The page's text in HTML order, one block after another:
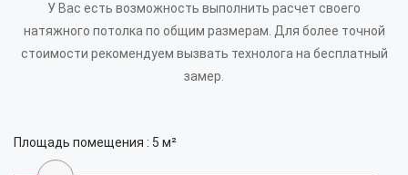
У Вас есть возможность выполнить расчет своего
натяжного потолка по общим размерам. Для более точной
стоимости рекомендуем вызвать технолога на бесплатный
замер.
Площадь помещения : 5 м²